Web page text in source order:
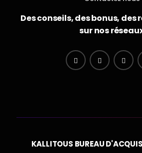
Des conseils, des bonus,
sur nos
KALLITOUS BUREAU